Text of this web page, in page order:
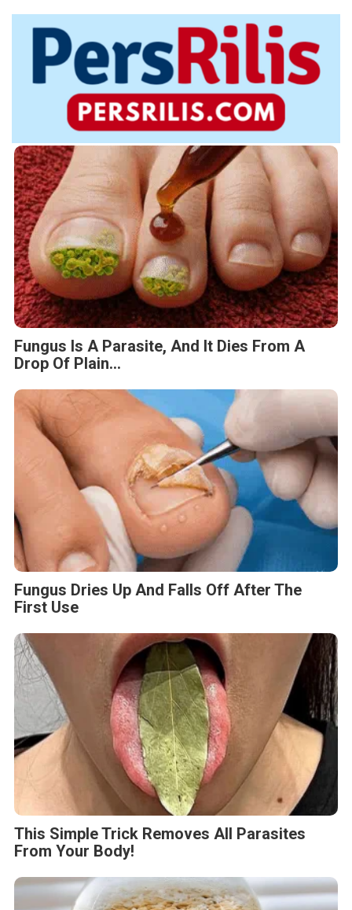
Fungus Is A Parasite, And It Dies From A
Drop Of Plain...
Fungus Dries Up And Falls Off After The
First Use
This Simple Trick Removes All Parasites
From Your Body!